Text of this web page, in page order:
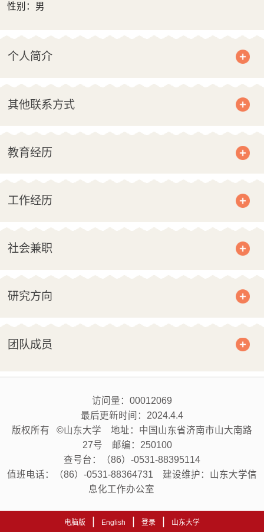
性别：男
个人简介
其他联系方式
教育经历
工作经历
社会兼职
研究方向
团队成员
访问量： 00012069
最后更新时间： 2024.4.4
版权所有 ©山东大学 地址：中国山东省济南市山大南路
27号 邮编：250100
查号台：（86）-0531-88395114
值班电话：（86）-0531-88364731 建设维护：山东大学信
息化工作办公室
电脑版 | English | 登录 | 山东大学